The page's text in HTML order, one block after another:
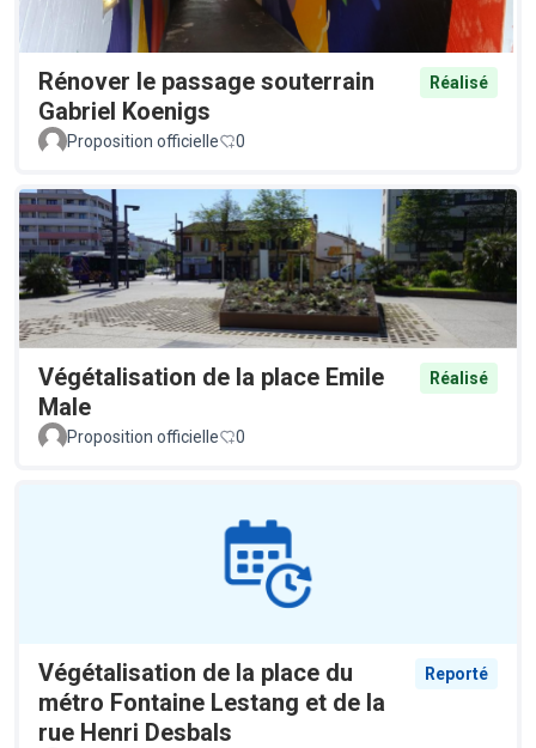
Rénover le passage souterrain
Gabriel Koenigs
Réalisé
Proposition officielle 0
Végétalisation de la place Emile
Male
Réalisé
Proposition officielle 0
Végétalisation de la place du
métro Fontaine Lestang et de la
rue Henri Desbals
Reporté